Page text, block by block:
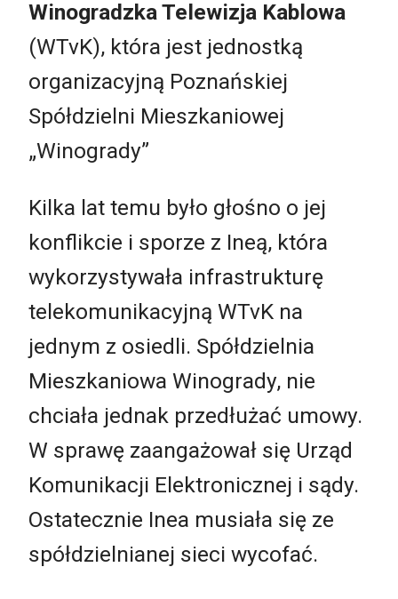
Winogradzka Telewizja Kablowa
(WTvK), która jest jednostką
organizacyjną Poznańskiej
Spółdzielni Mieszkaniowej
„Winogrady”
Kilka lat temu było głośno o jej
konflikcie i sporze z Ineą, która
wykorzystywała infrastrukturę
telekomunikacyjną WTvK na
jednym z osiedli. Spółdzielnia
Mieszkaniowa Winogrady, nie
chciała jednak przedłużać umowy.
W sprawę zaangażował się Urząd
Komunikacji Elektronicznej i sądy.
Ostatecznie Inea musiała się ze
spółdzielnianej sieci wycofać.